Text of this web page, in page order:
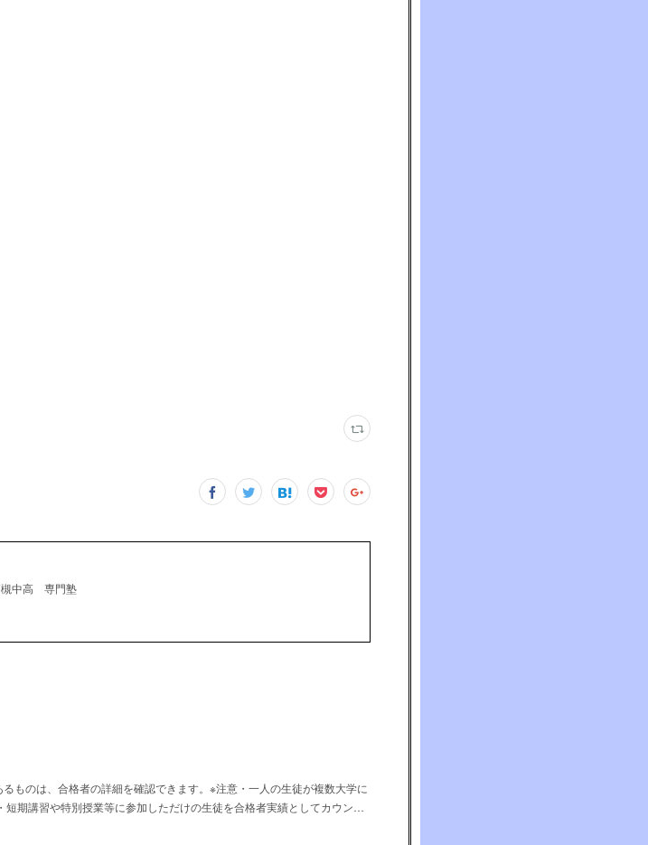
槻中高 専門塾
ものは、合格者の詳細を確認できます。※注意・一人の生徒が複数大学に
期講習や特別授業等に参加しただけの生徒を合格者実績としてカウン…